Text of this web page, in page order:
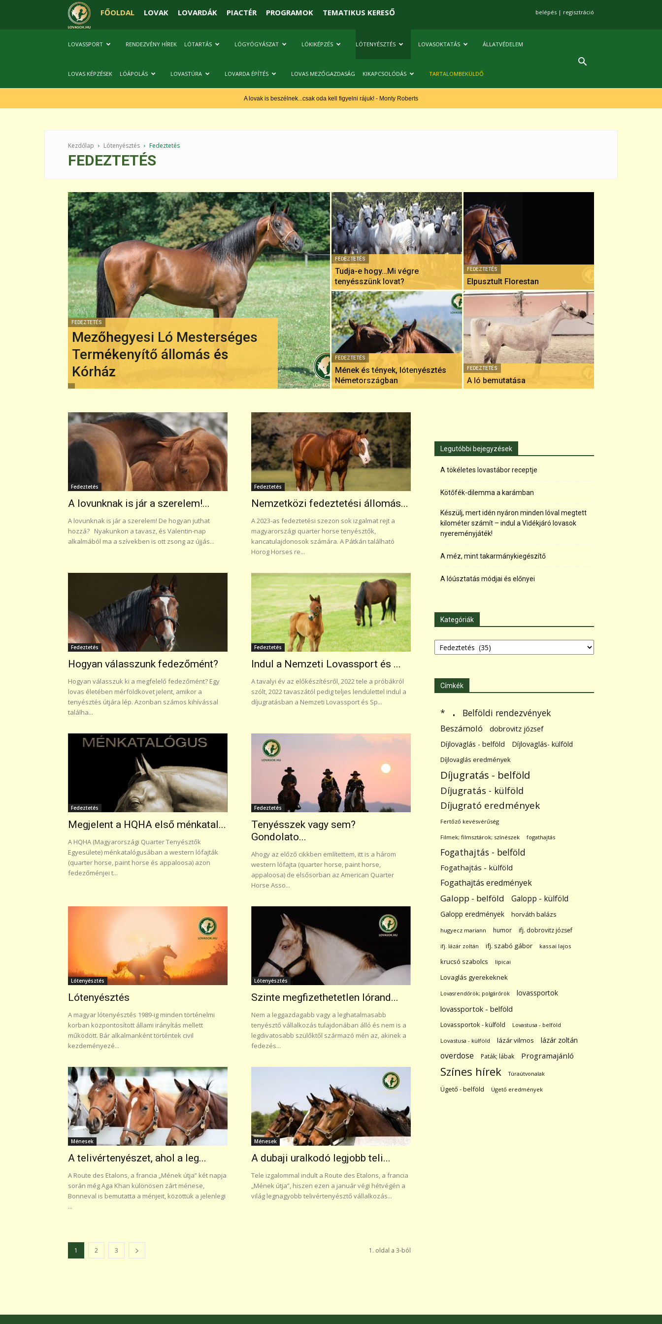
FŐOLDAL LOVAK LOVARDÁK PIACTÉR PROGRAMOK TEMATIKUS KERESŐ belépés | regisztráció
LOVASSPORT RENDEZVÉNY HÍREK LÓTARTÁS LÓGYÓGYÁSZAT LÓKIKÉPZÉS LÓTENYÉSZTÉS LOVASOKTATÁS ÁLLATVÉDELEM
LOVAS KÉPZÉSEK LÓÁPOLÁS LOVASTÚRA LOVARDA ÉPÍTÉS LOVAS MEZŐGAZDASÁG KIKAPCSOLÓDÁS TARTALOMBEKÜLDŐ
A lovak is beszélnek...csak oda kell figyelni rájuk! - Monty Roberts
Kezdőlap Lótenyésztés Fedeztetés
FEDEZTETÉS
FEDEZTETÉS
Mezőhegyesi Ló Mesterséges
Termékenyítő állomás és
Kórház
FEDEZTETÉS
Tudja-e hogy…Mi végre
tenyésszünk lovat?
FEDEZTETÉS
Elpusztult Florestan
FEDEZTETÉS
Mének és tények, lótenyésztés
Németországban
FEDEZTETÉS
A ló bemutatása
Fedeztetés
A lovunknak is jár a szerelem!...
A lovunknak is jár a szerelem! De hogyan juthat
hozzá? Nyakunkon a tavasz, és Valentin-nap
alkalmából ma a szívekben is ott zsong az újjás...
Fedeztetés
Nemzetközi fedeztetési állomás...
A 2023-as fedeztetési szezon sok izgalmat rejt a
magyarországi quarter horse tenyésztők,
kancatulajdonosok számára. A Pátkán található
Horog Horses re...
Fedeztetés
Hogyan válasszunk fedezőmént?
Hogyan válasszuk ki a megfelelő fedezőmént? Egy
lovas életében mérföldkövet jelent, amikor a
tenyésztés útjára lép. Azonban számos kihívással
találha...
Fedeztetés
Indul a Nemzeti Lovassport és ...
A tavalyi év az előkészítésről, 2022 tele a próbákról
szólt, 2022 tavaszától pedig teljes lendülettel indul a
díjugratásban a Nemzeti Lovassport és Sp...
Fedeztetés
Megjelent a HQHA első ménkatal...
A HQHA (Magyarországi Quarter Tenyésztők
Egyesülete) ménkatalógusában a western lófajták
(quarter horse, paint horse és appaloosa) azon
fedezőménjei t...
Fedeztetés
Tenyésszek vagy sem?
Gondolato...
Ahogy az előző cikkben említettem, itt is a három
western lófajta (quarter horse, paint horse,
appaloosa) de elsősorban az American Quarter
Horse Asso...
Lótenyésztés
Lótenyésztés
A magyar lótenyésztés 1989-ig minden történelmi
korban központosított állami irányítás mellett
működött. Bár alkalmanként történtek civil
kezdeményezé...
Lótenyésztés
Szinte megfizethetetlen lórand...
Nem a leggazdagabb vagy a leghatalmasabb
tenyésztő vállalkozás tulajdonában álló és nem is a
legdivatosabb szülőktől származó mén az, akinek a
fedezés...
Ménesek
A telivértenyészet, ahol a leg...
A Route des Etalons, a francia „Mének útja” két napja
során még Aga Khan különösen zárt ménese,
Bonneval is bemutatta a ménjeit, közöttük a jelenlegi
...
Ménesek
A dubaji uralkodó legjobb teli...
Tele izgalommal indult a Route des Etalons, a francia
„Mének útja”, hiszen ezen a január végi hétvégén a
világ legnagyobb telivértenyésztő vállalkozás...
1 2 3 1. oldal a 3-ból
Legutóbbi bejegyzések
A tökéletes lovastábor receptje
Kötőfék-dilemma a karámban
Készülj, mert idén nyáron minden lóval megtett
kilométer számít – indul a Vidékjáró lovasok
nyereményjáték!
A méz, mint takarmánykiegészítő
A lóúsztatás módjai és előnyei
Kategóriák
Kategóriák
Címkék
* . Belföldi rendezvények
Beszámoló dobrovitz józsef
Díjlovaglás - belföld Díjlovaglás- külföld
Díjlovaglás eredmények
Díjugratás - belföld
Díjugratás - külföld
Díjugrató eredmények
Fertőző kevésvérűség
Filmek; filmsztárok; színészek fogathajtás
Fogathajtás - belföld
Fogathajtás - külföld
Fogathajtás eredmények
Galopp - belföld Galopp - külföld
Galopp eredmények horváth balázs
hugyecz mariann humor ifj. dobrovitz józsef
ifj. lázár zoltán ifj. szabó gábor kassai lajos
krucsó szabolcs lipicai
Lovaglás gyerekeknek
Lovasrendőrök; polgárőrök
lovassportok
lovassportok - belföld
Lovassportok - külföld Lovastusa - belföld
Lovastusa - külföld lázár vilmos lázár zoltán
overdose Paták; lábak Programajánló
Színes hírek Túraútvonalak
Ügető - belföld Ügető eredmények